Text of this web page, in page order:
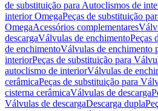
de substituição para Autoclismos de
interior OmegaPeças de substituição
OmegaAcessórios complementares
descargaVálvulas de enchimentoPeças
de enchimentoVálvulas de enchimento
interiorPeças de substituição para
autoclismo de interiorVálvulas de
cerâmicaPeças de substituição para
cisterna cerâmicaVálvulas de descarga
Válvulas de descargaDescarga dupla